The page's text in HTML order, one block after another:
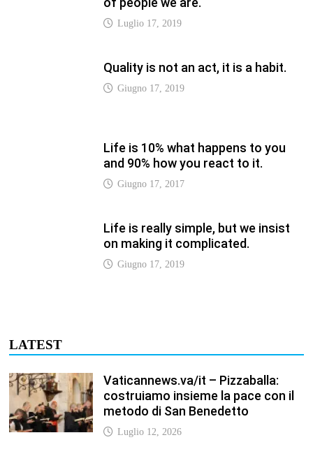
Luglio 17, 2019
Quality is not an act, it is a habit.
Giugno 17, 2017
Giugno 17, 2019
metodo di San Benedetto
Luglio 12, 2026
Vaticannews.va/it – Terzo round di